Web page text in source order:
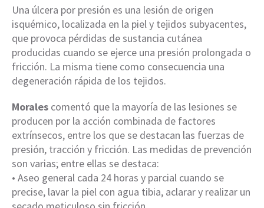
Una úlcera por presión es una lesión de origen
isquémico, localizada en la piel y tejidos subyacentes,
que provoca pérdidas de sustancia cutánea
producidas cuando se ejerce una presión prolongada o
fricción. La misma tiene como consecuencia una
degeneración rápida de los tejidos.
Morales comentó que la mayoría de las lesiones se
producen por la acción combinada de factores
extrínsecos, entre los que se destacan las fuerzas de
presión, tracción y fricción. Las medidas de prevención
son varias; entre ellas se destaca:
• Aseo general cada 24 horas y parcial cuando se
precise, lavar la piel con agua tibia, aclarar y realizar un